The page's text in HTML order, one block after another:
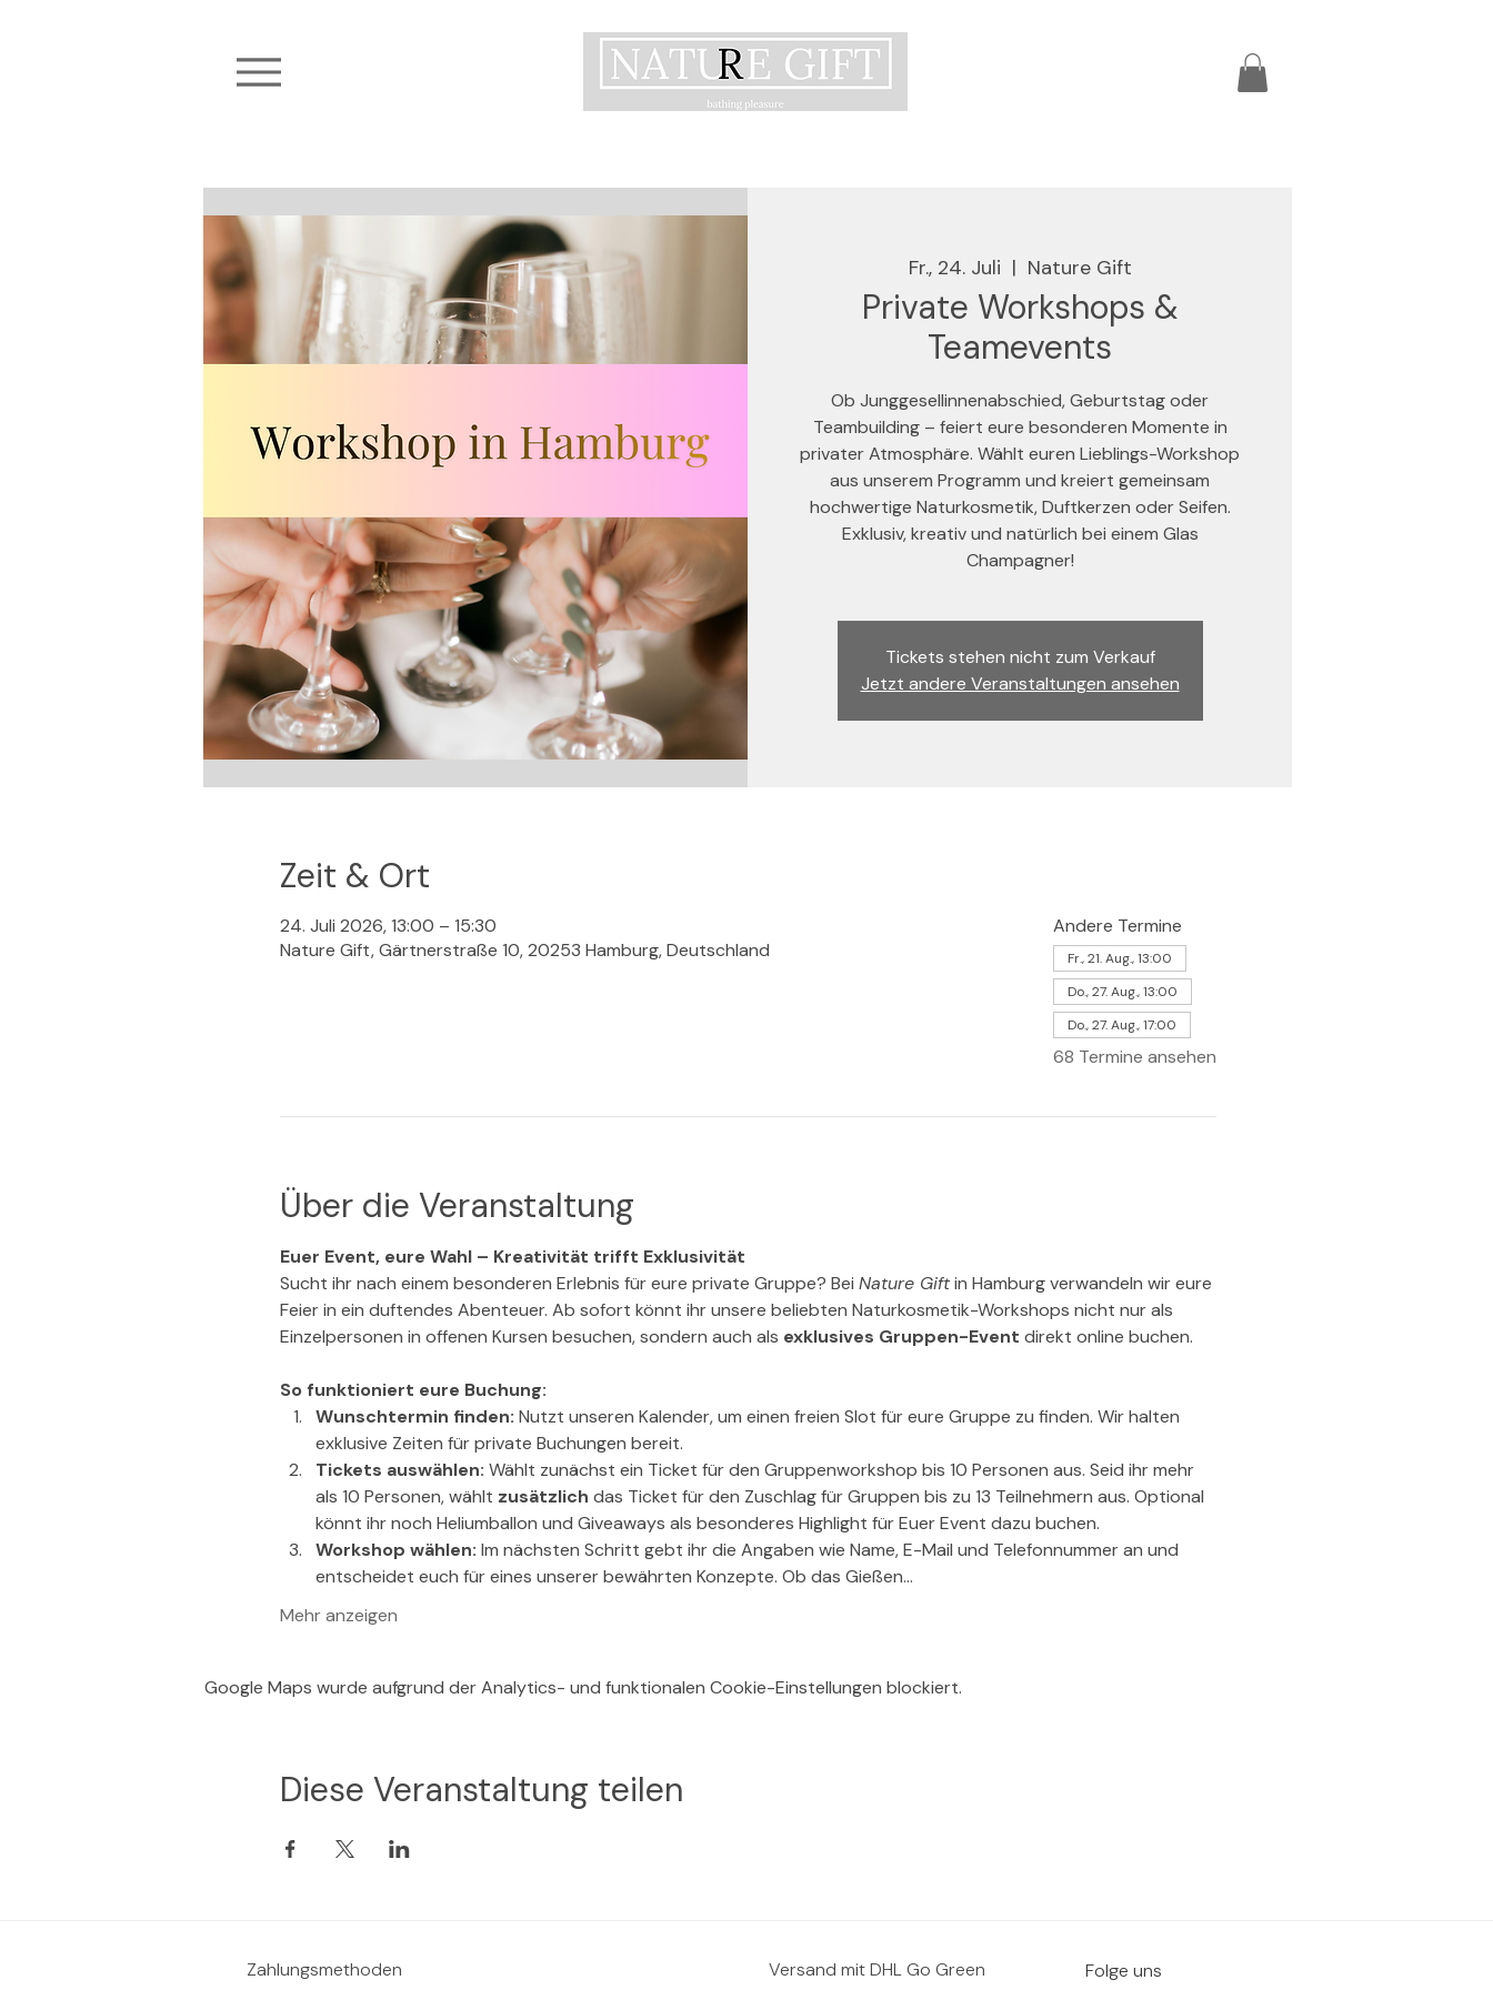
Fr., 24. Juli
  |
Nature Gift
Private Workshops &
Teamevents
Ob Junggesellinnenabschied, Geburtstag oder
Teambuilding – feiert eure besonderen Momente in
privater Atmosphäre. Wählt euren Lieblings-Workshop
aus unserem Programm und kreiert gemeinsam
hochwertige Naturkosmetik, Duftkerzen oder Seifen.
Exklusiv, kreativ und natürlich bei einem Glas
Champagner!
Tickets stehen nicht zum Verkauf
Jetzt andere Veranstaltungen ansehen
Zeit & Ort
24. Juli 2026, 13:00 – 15:30
Nature Gift, Gärtnerstraße 10, 20253 Hamburg, Deutschland
Andere Termine
Fr., 21. Aug., 13:00
Do., 27. Aug., 13:00
Do., 27. Aug., 17:00
68 Termine ansehen
Über die Veranstaltung
Euer Event, eure Wahl – Kreativität trifft Exklusivität
Sucht ihr nach einem besonderen Erlebnis für eure private Gruppe? Bei Nature Gift in Hamburg verwandeln wir eure
Feier in ein duftendes Abenteuer. Ab sofort könnt ihr unsere beliebten Naturkosmetik-Workshops nicht nur als
Einzelpersonen in offenen Kursen besuchen, sondern auch als exklusives Gruppen-Event direkt online buchen.
So funktioniert eure Buchung:
Wunschtermin finden: Nutzt unseren Kalender, um einen freien Slot für eure Gruppe zu finden. Wir halten
exklusive Zeiten für private Buchungen bereit.
Tickets auswählen: Wählt zunächst ein Ticket für den Gruppenworkshop bis 10 Personen aus. Seid ihr mehr
als 10 Personen, wählt zusätzlich das Ticket für den Zuschlag für Gruppen bis zu 13 Teilnehmern aus. Optional
könnt ihr noch Heliumballon und Giveaways als besonderes Highlight für Euer Event dazu buchen.
Workshop wählen: Im nächsten Schritt gebt ihr die Angaben wie Name, E-Mail und Telefonnummer an und
entscheidet euch für eines unserer bewährten Konzepte. Ob das Gießen…
Mehr anzeigen
Google Maps wurde aufgrund der Analytics- und funktionalen Cookie-Einstellungen blockiert.
Diese Veranstaltung teilen
Zahlungsmethoden Versand mit DHL Go Green Folge uns